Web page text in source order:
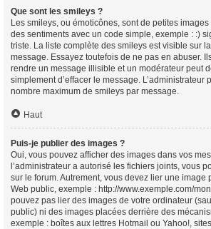
Que sont les smileys ?
Les smileys, ou émoticônes, sont de petites
des sentiments avec un code simple, exemple : :)
triste. La liste complète des smileys est visible sur
message. Essayez toutefois de ne pas en abuser.
rendre un message illisible et un modérateur peut
simplement d’effacer le message. L’administrateur
nombre maximum de smileys par message.
Haut
Puis-je publier des images ?
Oui, vous pouvez afficher des images dans vos
l’administrateur a autorisé les fichiers joints, vous
sur le forum. Autrement, vous devez lier une image
Web public, exemple : http://www.exemple.com/
pouvez pas lier des images de votre ordinateur
public) ni des images placées derrière des
exemple : boîtes aux lettres Hotmail ou Yahoo!,